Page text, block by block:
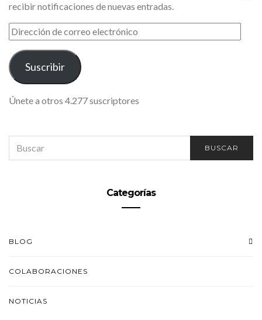
recibir notificaciones de nuevas entradas.
DIRECCIÓN
DE
CORREO
ELECTRÓNICO
Suscribir
Únete a otros 4.277 suscriptores
FOR:
BUSCAR
Categorías
BLOG
COLABORACIONES
NOTICIAS